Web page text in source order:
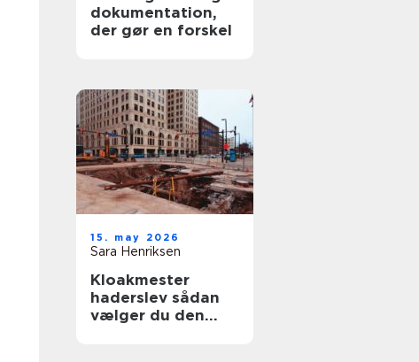
dokumentation,
der gør en forskel
15. may 2026
Sara Henriksen
Kloakmester
haderslev sådan
vælger du den